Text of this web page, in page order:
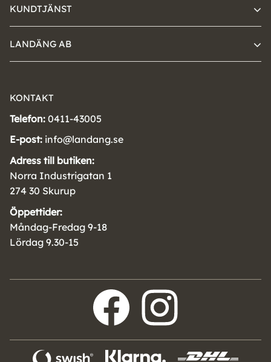
KUNDTJÄNST
LANDÄNG AB
KONTAKT
Telefon: 0411-43005
E-post: info@landang.se
Adress till butiken:
Norra Industrigatan 1
274 30 Skurup
Öppettider:
Måndag-Fredag 9-18
Lördag 9.30-15